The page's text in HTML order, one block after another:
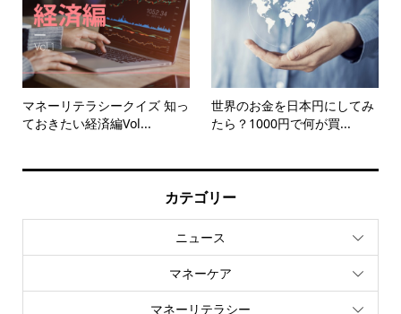
マネーリテラシークイズ 知っ
ておきたい経済編Vol...
世界のお金を日本円にしてみ
たら？1000円で何が買...
カテゴリー
ニュース
マネーケア
マネーリテラシー